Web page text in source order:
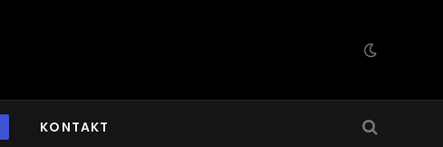
KONTAKT